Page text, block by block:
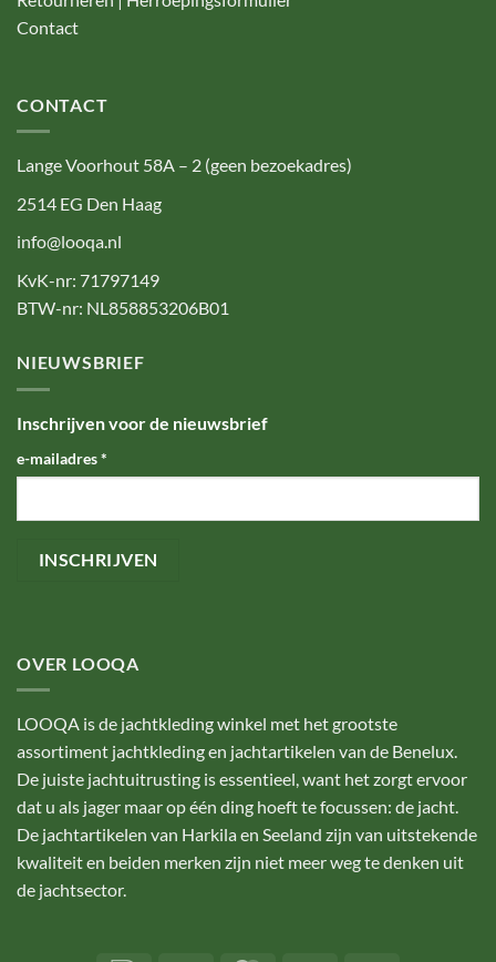
Contact
CONTACT
Lange Voorhout 58A – 2 (geen bezoekadres)
2514 EG Den Haag
info@looqa.nl
KvK-nr: 71797149
BTW-nr: NL858853206B01
NIEUWSBRIEF
Inschrijven voor de nieuwsbrief
e-mailadres*
OVER LOOQA
LOOQA is de jachtkleding winkel met het grootste
assortiment jachtkleding en jachtartikelen van de Benelux.
De juiste jachtuitrusting is essentieel, want het zorgt ervoor
dat u als jager maar op één ding hoeft te focussen: de jacht.
De jachtartikelen van Harkila en Seeland zijn van uitstekende
kwaliteit en beiden merken zijn niet meer weg te denken uit
de jachtsector.